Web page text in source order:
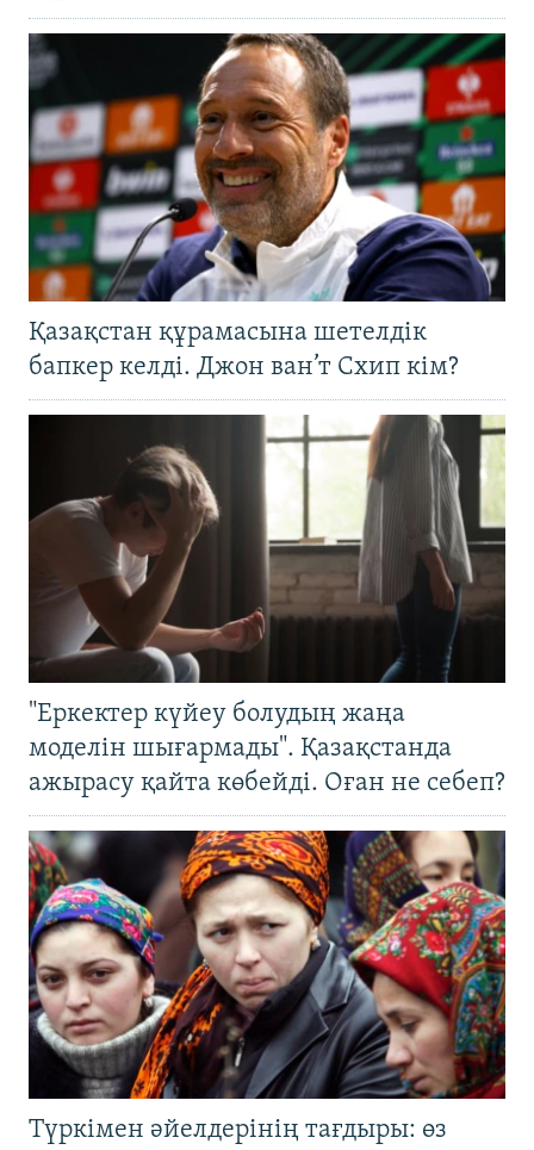
Қазақстан құрамасына шетелдік
бапкер келді. Джон ван’т Схип кім?
"Еркектер күйеу болудың жаңа
моделін шығармады". Қазақстанда
ажырасу қайта көбейді. Оған не себеп?
Түркімен әйелдерінің тағдыры: өз